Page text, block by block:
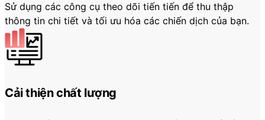
Sử dụng các công cụ theo dõi tiến tiến để thu thập
thông tin chi tiết và tối ưu hóa các chiến dịch của bạn.
Cải thiện chất lượng